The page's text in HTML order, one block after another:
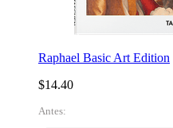
Raphael Basic Art Edition
$14.40
Antes: